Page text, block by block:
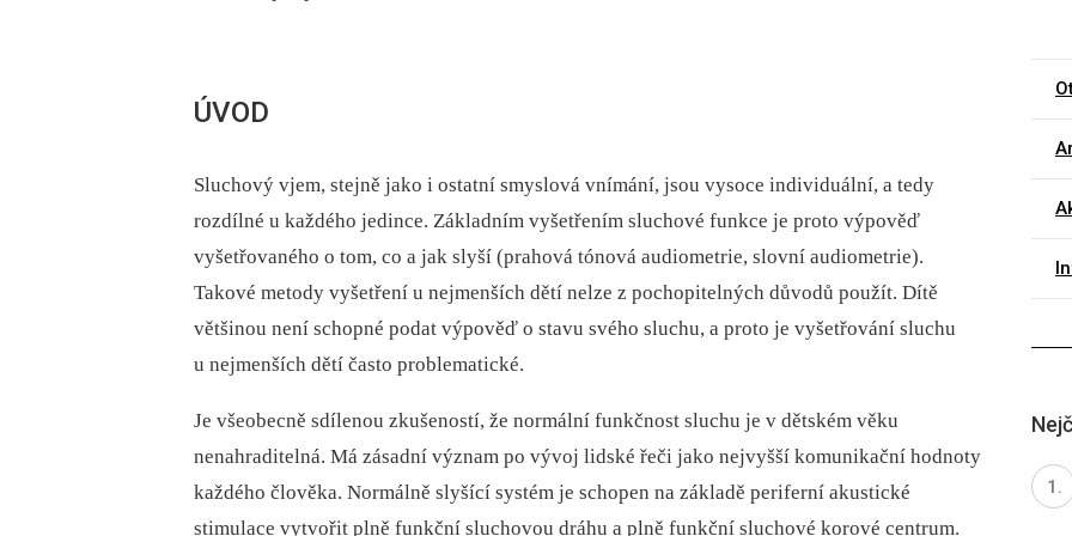
ÚVOD
Sluchový vjem, stejně jako i ostatní smyslová vnímání, jsou vysoce individuální, a tedy
rozdílné u každého jedince. Základním vyšetřením sluchové funkce je proto výpověď
vyšetřovaného o tom, co a jak slyší (prahová tónová audiometrie, slovní audiometrie).
Takové metody vyšetření u nejmenších dětí nelze z pochopitelných důvodů použít. Dítě
většinou není schopné podat výpověď o stavu svého sluchu, a proto je vyšetřování sluchu
u nejmenších dětí často problematické.
Je všeobecně sdílenou zkušeností, že normální funkčnost sluchu je v dětském věku
nenahraditelná. Má zásadní význam po vývoj lidské řeči jako nejvyšší komunikační hodnoty
každého člověka. Normálně slyšící systém je schopen na základě periferní akustické
stimulace vytvořit plně funkční sluchovou dráhu a plně funkční sluchové korové centrum.